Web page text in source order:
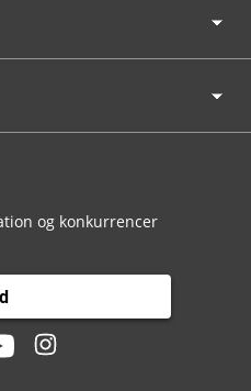
og konkurrencer